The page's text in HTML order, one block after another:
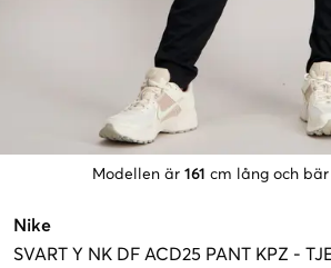
Modellen är 161 cm lång och bär
Nike
SVART Y NK DF ACD25 PANT KPZ -